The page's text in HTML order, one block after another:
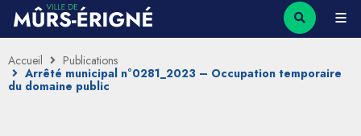
Accueil
Publications
Arrêté municipal n°0281_2023 – Occupation temporaire
du domaine public